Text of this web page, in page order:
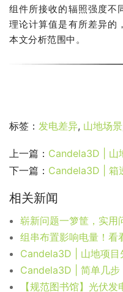
组件所接收的辐照强度不
理论计算值是有所差异的
本文分析范围中。
标签： 发电差异, 山地场景
上一篇： Candela3D | 山
下一篇： Candela3D | 箱
相关新闻
组串布置影响电量！看